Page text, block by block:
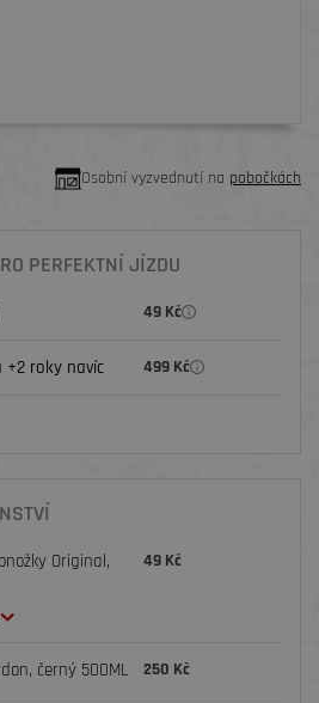
Osobní vyzvednutí na pobočkách
PERFEKTNÍ JÍZDU
49 Kč
+2 roky navíc 499 Kč
Original,
49 Kč
černý 500ML 250 Kč